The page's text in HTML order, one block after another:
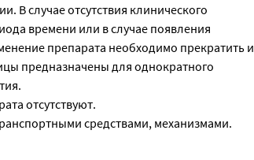
В случае отсутствия клинического
времени или в случае появления
препарата необходимо прекратить и
предназначены для однократного
отсутствуют.
средствами, механизмами.